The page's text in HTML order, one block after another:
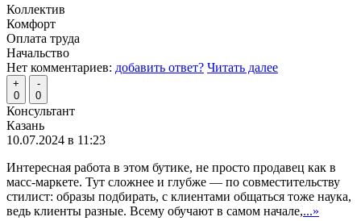
Коллектив
Комфорт
Оплата труда
Начальство
Нет комментариев: добавить ответ? Читать далее
+
0
-
0
Консультант
Казань
10.07.2024 в 11:23
Интересная работа в этом бутике, не просто продавец как в
масс-маркете. Тут сложнее и глубже — по совместительству
стилист: образы подбирать, с клиентами общаться тоже наука,
ведь клиенты разные. Всему обучают в самом начале,...»